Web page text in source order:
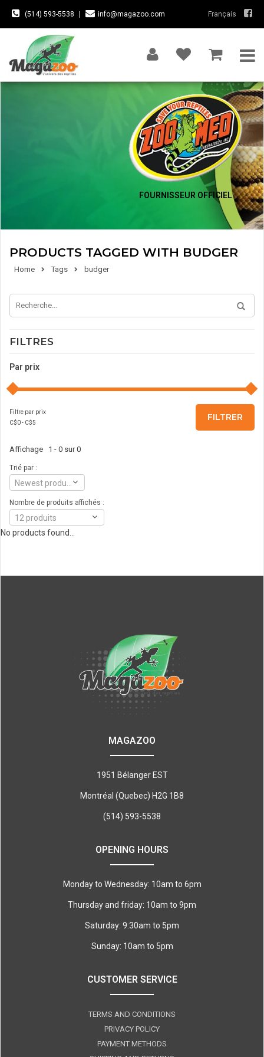
(514) 593-5538 info@magazoo.com Français
FOURNISSEUR OFFICIEL
PRODUCTS TAGGED WITH BUDGER
Home Tags budger
FILTRES
Par prix
Filtre par prix
C$0- C$5
FILTRER
Affichage 1 - 0 sur 0
Trié par :
Nombre de produits affichés :
12 produits
No products found...
MAGAZOO
1951 Bélanger EST
Montréal (Quebec) H2G 1B8
(514) 593-5538
OPENING HOURS
Monday to Wednesday: 10am to 6pm
Thursday and friday: 10am to 9pm
Saturday: 9:30am to 5pm
Sunday: 10am to 5pm
CUSTOMER SERVICE
TERMS AND CONDITIONS
PRIVACY POLICY
PAYMENT METHODS